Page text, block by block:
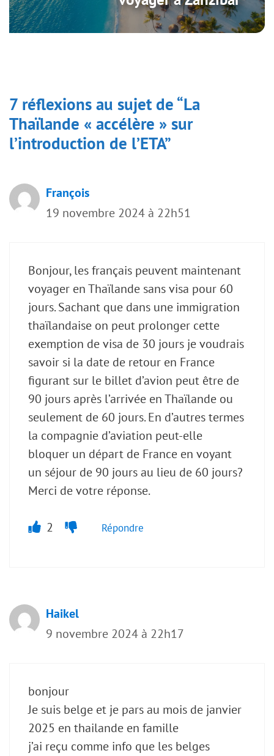
7 réflexions au sujet de “La
Thaïlande « accélère » sur
l’introduction de l’ETA”
François
19 novembre 2024 à 22h51
Bonjour, les français peuvent maintenant
voyager en Thaïlande sans visa pour 60
jours. Sachant que dans une immigration
thaïlandaise on peut prolonger cette
exemption de visa de 30 jours je voudrais
savoir si la date de retour en France
figurant sur le billet d’avion peut être de
90 jours après l’arrivée en Thaïlande ou
seulement de 60 jours. En d’autres termes
la compagnie d’aviation peut-elle
bloquer un départ de France en voyant
un séjour de 90 jours au lieu de 60 jours?
Merci de votre réponse.
2 Répondre
Haikel
9 novembre 2024 à 22h17
bonjour
Je suis belge et je pars au mois de janvier
2025 en thailande en famille
j’ai reçu comme info que les belges